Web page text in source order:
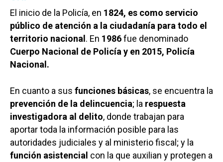
El inicio de la Policía, en 1824, es como servicio
público de atención a la ciudadanía para todo el
territorio nacional. En 1986fue denominado
Cuerpo Nacional de Policía y en 2015, Policía
Nacional.
En cuanto a sus funciones básicas, se encuentra la
prevención de la delincuencia; la respuesta
investigadora al delito, donde trabajan para
aportar toda la información posible para las
autoridades judiciales y al ministerio fiscal; y la
función asistencial con la que auxilian y protegen a